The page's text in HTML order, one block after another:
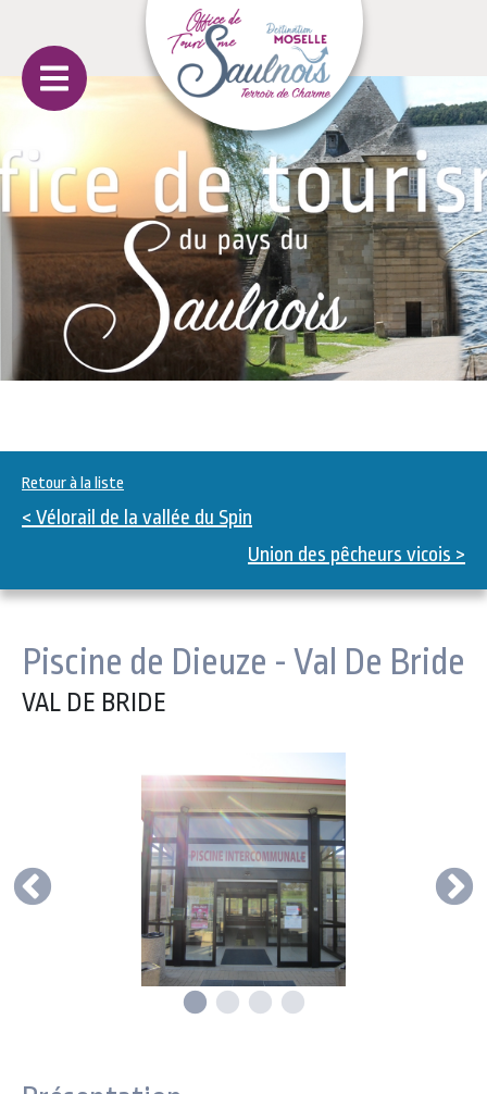
Retour à la liste
< Vélorail de la vallée du Spin
Union des pêcheurs vicois >
Piscine de Dieuze - Val De Bride
VAL DE BRIDE